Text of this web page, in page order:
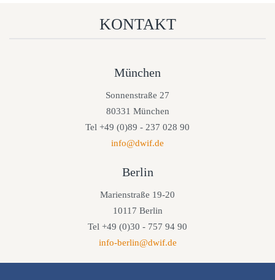
KONTAKT
München
Sonnenstraße 27
80331 München
Tel +49 (0)89 - 237 028 90
info@dwif.de
Berlin
Marienstraße 19-20
10117 Berlin
Tel +49 (0)30 - 757 94 90
info-berlin@dwif.de